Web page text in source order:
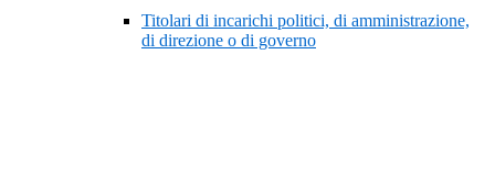
Titolari di incarichi politici, di amministrazione,
di direzione o di governo